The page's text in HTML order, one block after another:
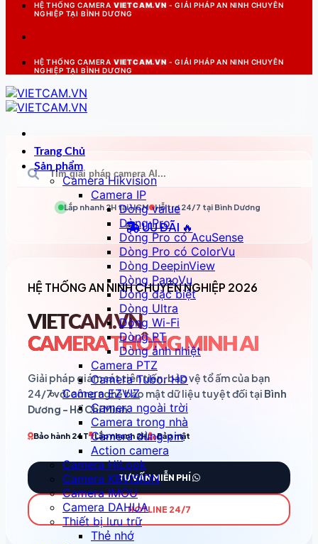
HỆ THỐNG CAMERA VIETCAM.VN - GIẢI PHÁP AN NINH CHUYÊN
NGHIỆP TẠI BÌNH DƯƠNG
HỆ THỐNG CAMERA VIETCAM.VN - GIẢI PHÁP AN NINH CHUYÊN
NGHIỆP TẠI BÌNH DƯƠNG
Trang Chủ
Sản phẩm
Camera Hikvision
Camera IP
Dòng value
Dòng Pro
Dòng Pro có AcuSense
Dòng Pro có ColorVu
Dòng DeepinView
Dòng PanoVu
Dòng đặc biệt
Dòng Ultra
Dòng Wi-Fi
Dòng PT
Dòng ảnh nhiệt
Camera PTZ
Camera Tubor HD
Camera EZVIZ
Camera ngoài trời
Camera trong nhà
Camera dùng pin
Action camera
Camera HiLook
Camera KBVISION
Camera IMOU
Camera DAHUA
Thiết bị lưu trữ
Thẻ nhớ
Lắp nhanh 2H tạiHCM Hỗ trợ 24/7 tại Bình Dương
ƯU ĐÃI 🔥
HỆ THỐNG AN NINH CHUYÊN NGHIỆP 2026
VIETCAM.VN
CAMERA THÔNG MINH AI
Giải pháp giám sát tiên tiến, bảo vệ tổ ấm của bạn
24/7 với công nghệ bảo mật dữ liệu tuyệt đối tại Bình
Dương - Hồ Chí Minh.
Bảo hành 24T Lắp nhanh 2H Bảo mật
TƯ VẤN MIỄN PHÍ
HOTLINE 24/7